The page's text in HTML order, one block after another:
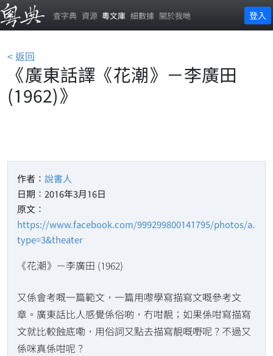
查字典 資源 粵文庫 細數據 關於我哋 登入
< 返回
《廣東話譯《花潮》－李廣田
(1962)》
作者： 說書人
日期：2016年3月16日
原文：
https://www.facebook.com/999299800141795/photos/
type=3&theater
《花潮》－李廣田 (1962)
又係會考嘅一篇範文，一篇用嚟學寫描寫文嘅參考文
章。廣東話比人感覺係俗啲，冇咁靚；如果係咁寫描寫
文就比較蝕底嘞，用俗詞又點去描寫靚嘅嘢呢？不過又
係咪真係咁呢？